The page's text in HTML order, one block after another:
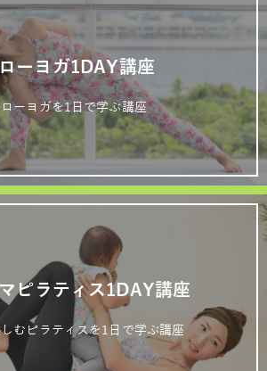
ーヨガ1DAY講座
ーヨガを1日で学ぶ講座
ピラティス1DAY講座
むピラティスを1日で学ぶ講座